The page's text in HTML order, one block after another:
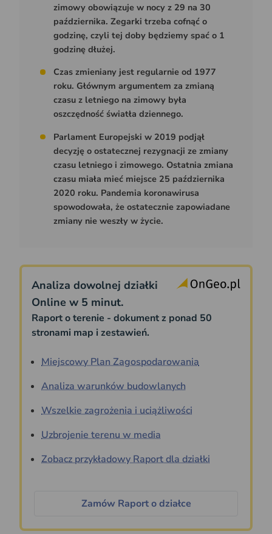
zimowy obowiązuje w nocy z 29 na 30
października. Zegarki trzeba cofnąć o
godzinę, czyli tej doby będziemy spać o 1
godzinę dłużej.
Czas zmieniany jest regularnie od 1977
roku. Głównym argumentem za zmianą
czasu z letniego na zimowy była
oszczędność światła dziennego.
Parlament Europejski w 2019 podjął
decyzję o ostatecznej rezygnacji ze zmiany
czasu letniego i zimowego. Ostatnia zmiana
czasu miała mieć miejsce 25 października
2020 roku. Pandemia koronawirusa
spowodowała, że ostatecznie zapowiadane
zmiany nie weszły w życie.
Analiza dowolnej działki
Online w 5 minut.
Raport o terenie - dokument z ponad 50
stronami map i zestawień.
Miejscowy Plan Zagospodarowania
Analiza warunków budowlanych
Wszelkie zagrożenia i uciążliwości
Uzbrojenie terenu w media
Zobacz przykładowy Raport dla działki
Zamów Raport o działce